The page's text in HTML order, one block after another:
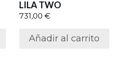
LILA TWO
731,00 €
Añadir al carrito